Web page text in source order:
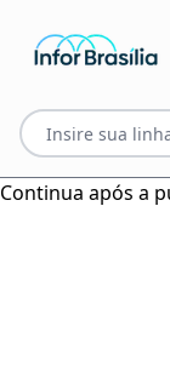
Continua após a